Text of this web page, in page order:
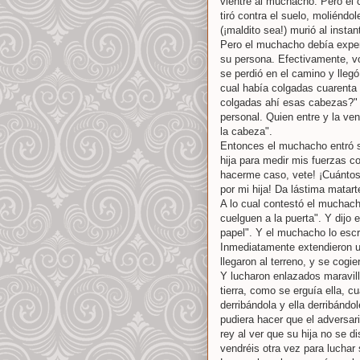
tiró contra el suelo,
(¡maldito sea!) murió al
Pero el muchacho debía
su persona. Efectivamente,
se perdió en el camino y
cual había colgadas
colgadas ahí esas
personal. Quien entre y la
la cabeza".
Entonces el muchacho entró
hija para medir mis fuerzas
hacerme caso, vete!
por mi hija! Da lástima
A lo cual contestó el
cuelguen a la puerta". Y dijo
papel". Y el muchacho lo
Inmediatamente extendieron
llegaron al terreno, y se
Y lucharon enlazados
tierra, como se erguía ella,
derribándola y ella
pudiera hacer que el
rey al ver que su hija no se
vendréis otra vez para luchar